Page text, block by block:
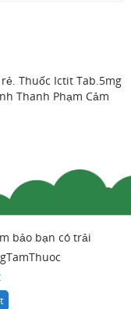
Thuốc Ictit Tab.5mg
Thanh Phạm Cảm
bảo bạn có trải